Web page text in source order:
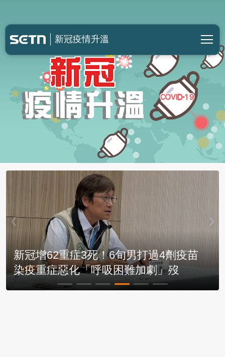
新冠疫情升溫
被疫情嚇到？新冠疫苗「打氣增10倍」
2.9萬人接種「新款變異株」成主流